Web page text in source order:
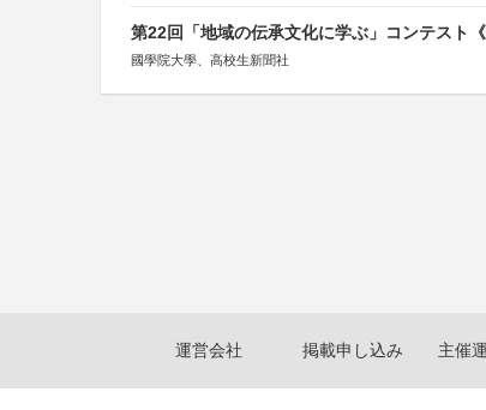
第22回「地域の伝承文化に学ぶ」コンテスト《
國學院大學、高校生新聞社
運営会社 掲載申し込み 主催